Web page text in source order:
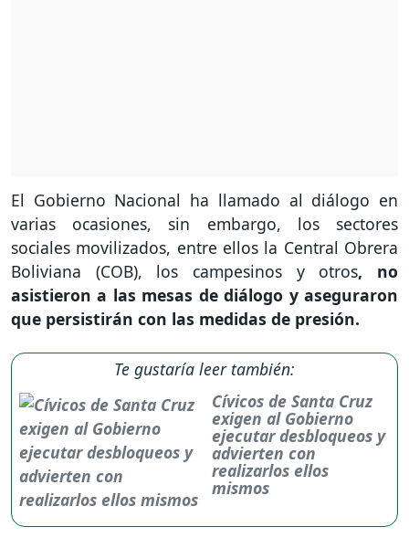
El Gobierno Nacional ha llamado al diálogo en
varias ocasiones, sin embargo, los sectores
sociales movilizados, entre ellos la Central Obrera
Boliviana (COB), los campesinos y otros, no
asistieron a las mesas de diálogo y aseguraron
que persistirán con las medidas de presión.
Te gustaría leer también:
Cívicos de Santa Cruz
exigen al Gobierno
ejecutar desbloqueos y
advierten con
realizarlos ellos
mismos